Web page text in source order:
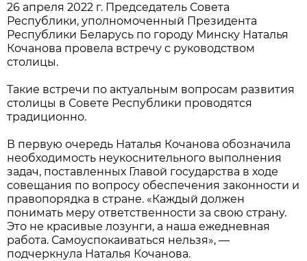
26 апреля 2022 г. Председатель Совета
Республики, уполномоченный Президента
Республики Беларусь по городу Минску Наталья
Кочанова провела встречу с руководством
столицы.
Такие встречи по актуальным вопросам развития
столицы в Совете Республики проводятся
традиционно.
В первую очередь Наталья Кочанова обозначила
необходимость неукоснительного выполнения
задач, поставленных Главой государства в ходе
совещания по вопросу обеспечения законности и
правопорядка в стране. «Каждый должен
понимать меру ответственности за свою страну.
Это не красивые лозунги, а наша ежедневная
работа. Самоуспокаиваться нельзя», —
подчеркнула Наталья Кочанова.